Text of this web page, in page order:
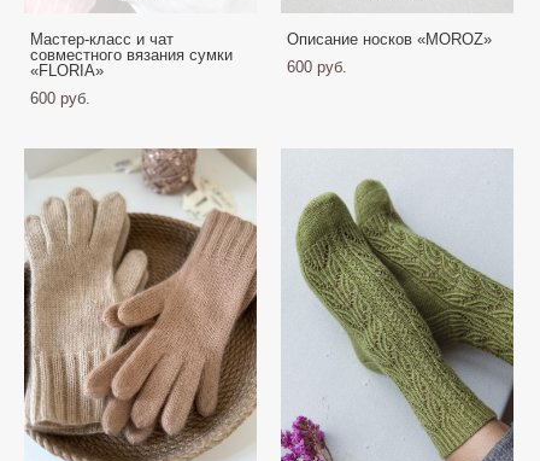
Мастер-класс и чат
совместного вязания сумки
«FLORIA»
600 pуб.
Описание носков «MOROZ»
600 pуб.